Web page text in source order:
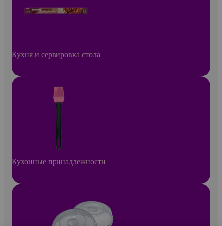
Кухня и сервировка стола
Кухонные принадлежности